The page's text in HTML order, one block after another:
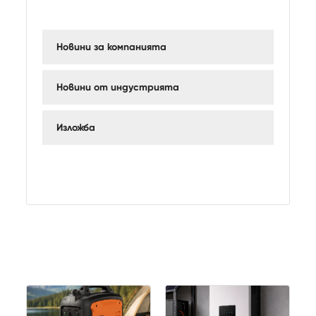
Новини за компанията
Новини от индустрията
Изложба